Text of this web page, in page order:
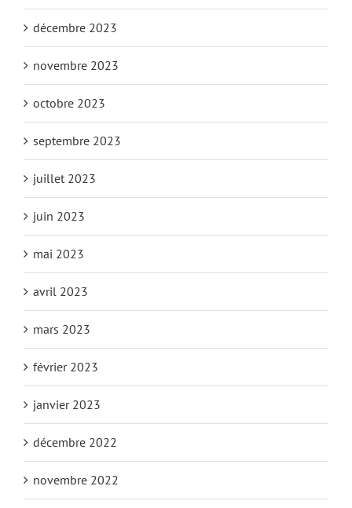
décembre 2023
novembre 2023
octobre 2023
septembre 2023
juillet 2023
juin 2023
mai 2023
avril 2023
mars 2023
février 2023
janvier 2023
décembre 2022
novembre 2022